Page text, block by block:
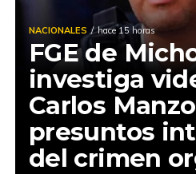
NACIONALES hace 15 horas
FGE de
investiga
Carlos
presuntos
del crimen